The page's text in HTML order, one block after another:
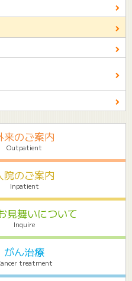
来のご案内
Outpatient
院のご案内
Inpatient
見舞いについて
Inquire
がん治療
treatment